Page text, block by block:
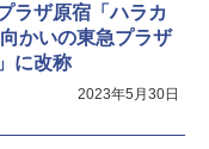
ラザ原宿「ハラカ
かいの東急プラザ
に改称
2023年5月30日